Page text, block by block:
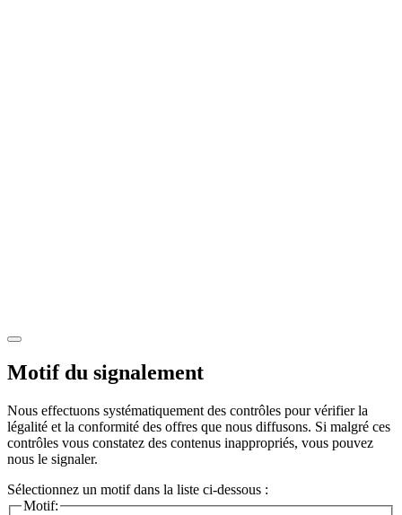
Motif du signalement
Nous effectuons systématiquement des contrôles pour vérifier la
légalité et la conformité des offres que nous diffusons. Si malgré ces
contrôles vous constatez des contenus inappropriés, vous pouvez
nous le signaler.
Sélectionnez un motif dans la liste ci-dessous :
Motif: